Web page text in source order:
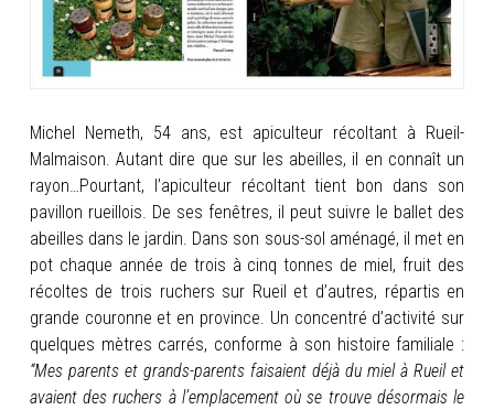
Michel Nemeth, 54 ans, est apiculteur récoltant à Rueil-
Malmaison. Autant dire que sur les abeilles, il en connaît un
rayon…Pourtant, l’apiculteur récoltant tient bon dans son
pavillon rueillois. De ses fenêtres, il peut suivre le ballet des
abeilles dans le jardin. Dans son sous-sol aménagé, il met en
pot chaque année de trois à cinq tonnes de miel, fruit des
récoltes de trois ruchers sur Rueil et d’autres, répartis en
grande couronne et en province. Un concentré d’activité sur
quelques mètres carrés, conforme à son histoire familiale :
“Mes parents et grands-parents faisaient déjà du miel à Rueil et
avaient des ruchers à l’emplacement où se trouve désormais le